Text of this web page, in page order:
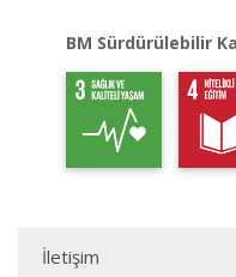
BM Sürdürülebilir
İletişim